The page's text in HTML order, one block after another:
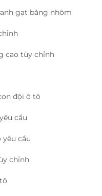
gạt bằng nhôm
cao tùy chỉnh
đội ô tô
cầu
cầu
chỉnh